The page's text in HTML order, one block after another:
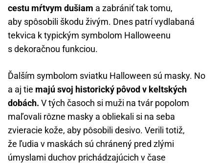
cestu mŕtvym dušiam a zabrániť tak tomu,
aby spôsobili škodu živým. Dnes patrí vydlabaná
tekvica k typickým symbolom Halloweenu
s dekoračnou funkciou.
Ďalším symbolom sviatku Halloween sú masky. No
a aj tie majú svoj historický pôvod v keltských
dobách. V tých časoch si muži na tvár popolom
maľovali rôzne masky a obliekali si na seba
zvieracie kože, aby pôsobili desivo. Verili totiž,
že ľudia v maskách sú chránený pred zlými
úmyslami duchov prichádzajúcich v čase